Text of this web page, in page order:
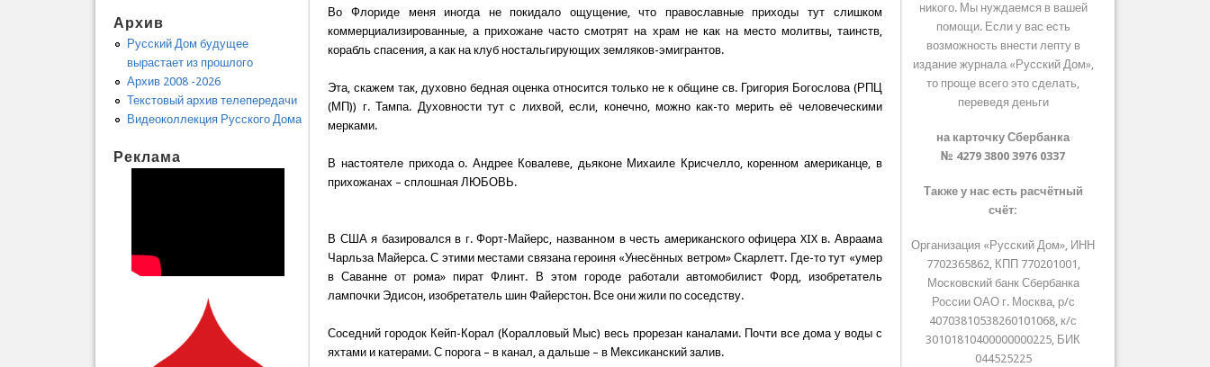
Во Флориде меня иногда не покидало ощущение, что православные приходы тут слишком
коммерциализированные, а прихожане часто смотрят на храм не как на место молитвы, таинств,
корабль спасения, а как на клуб ностальгирующих земляков-эмигрантов.
Эта, скажем так, духовно бедная оценка относится только не к общине св. Григория Богослова (РПЦ
(МП)) г. Тампа. Духовности тут с лихвой, если, конечно, можно как-то мерить её человеческими
мерками.
В настоятеле прихода о. Андреe Ковалевe, дьяконе Михаиле Крисчелло, коренном американце, в
прихожанах – сплошная ЛЮБОВЬ.
В США я базировался в г. Форт-Майерс, названнoм в честь американского офицера XIX в. Авраама
Чарльза Майерса. С этими местами связана героиня «Унесённых ветром» Скарлетт. Где-то тут «умер
в Саванне от рома» пират Флинт. В этом городе работали автомобилист Форд, изобретатель
лампочки Эдисон, изобретатель шин Файерстон. Все они жили по соседству.
Соседний городок Кейп-Корал (Коралловый Мыс) весь прорезан каналами. Почти все дома у воды с
яхтами и катерами. С порога – в канал, а дальше – в Мексиканский залив.
Архив
Русский Дом будущее
вырастает из прошлого
Архив 2008 -2026
Текстовый архив телепередачи
Видеоколлекция Русского Дома
Реклама
никого. Мы нуждаемся в вашей
помощи. Если у вас есть
возможность внести лепту в
издание журнала «Русский Дом»,
то проще всего это сделать,
переведя деньги
на карточку Сбербанка
№ 4279 3800 3976 0337
Также у нас есть расчётный
счёт:
Организация «Русский Дом», ИНН
7702365862, КПП 770201001,
Московский банк Сбербанка
России ОАО г. Москва, р/с
40703810538260101068, к/с
30101810400000000225, БИК
044525225